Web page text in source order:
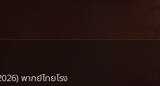
พากย์ไทยโรง